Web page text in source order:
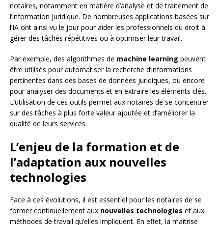
notaires, notamment en matière d’analyse et de traitement de
l’information juridique. De nombreuses applications basées sur
l’IA ont ainsi vu le jour pour aider les professionnels du droit à
gérer des tâches répétitives ou à optimiser leur travail.
Par exemple, des algorithmes de machine learning peuvent
être utilisés pour automatiser la recherche d’informations
pertinentes dans des bases de données juridiques, ou encore
pour analyser des documents et en extraire les éléments clés.
L’utilisation de ces outils permet aux notaires de se concentrer
sur des tâches à plus forte valeur ajoutée et d’améliorer la
qualité de leurs services.
L’enjeu de la formation et de
l’adaptation aux nouvelles
technologies
Face à ces évolutions, il est essentiel pour les notaires de se
former continuellement aux nouvelles technologies et aux
méthodes de travail qu’elles impliquent. En effet, la maîtrise